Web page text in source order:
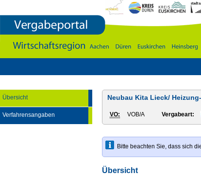
Aachen
DÃ¼ren
Heinsberg
Übersicht
Verfahrensangaben
Neubau Kita Lieck/
VO: VOB/A Vergabeart:
Bitte beachten Sie, dass sich
Übersicht